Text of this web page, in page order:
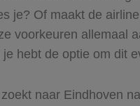
je? Of maakt de
voorkeuren allemaal
hebt de optie om dit
naar Eindhoven